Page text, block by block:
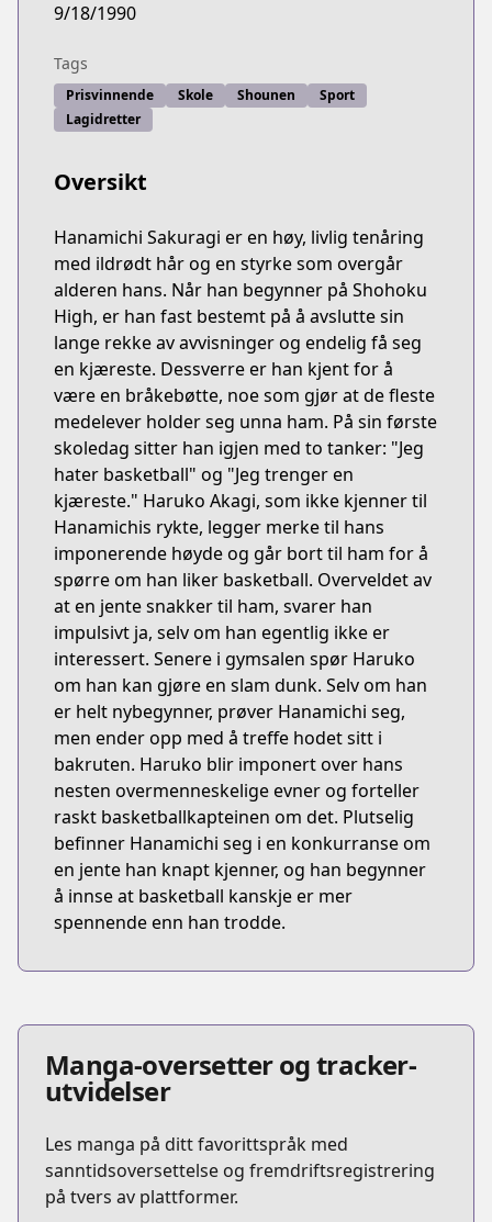
9/18/1990
Tags
Prisvinnende Skole Shounen
Sport
Lagidretter
Oversikt
Hanamichi Sakuragi er en høy, livlig tenåring
med ildrødt hår og en styrke som overgår
alderen hans. Når han begynner på Shohoku
High, er han fast bestemt på å avslutte sin
lange rekke av avvisninger og endelig få seg
en kjæreste. Dessverre er han kjent for å
være en bråkebøtte, noe som gjør at de fleste
medelever holder seg unna ham. På sin første
skoledag sitter han igjen med to tanker: "Jeg
hater basketball" og "Jeg trenger en
kjæreste." Haruko Akagi, som ikke kjenner til
Hanamichis rykte, legger merke til hans
imponerende høyde og går bort til ham for å
spørre om han liker basketball. Overveldet av
at en jente snakker til ham, svarer han
impulsivt ja, selv om han egentlig ikke er
interessert. Senere i gymsalen spør Haruko
om han kan gjøre en slam dunk. Selv om han
er helt nybegynner, prøver Hanamichi seg,
men ender opp med å treffe hodet sitt i
bakruten. Haruko blir imponert over hans
nesten overmenneskelige evner og forteller
raskt basketballkapteinen om det. Plutselig
befinner Hanamichi seg i en konkurranse om
en jente han knapt kjenner, og han begynner
å innse at basketball kanskje er mer
spennende enn han trodde.
Manga-oversetter og tracker-
utvidelser
Les manga på ditt favorittspråk med
sanntidsoversettelse og fremdriftsregistrering
på tvers av plattformer.